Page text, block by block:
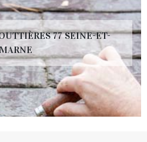
77 SEINE-ET-
MARNE